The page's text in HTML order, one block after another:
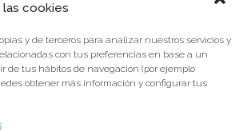
las cookies
y de terceros para analizar nuestros servicios y
con tus preferencias en base a un
de tus hábitos de navegación (por ejemplo
obtener más información y configurar tus
recepeción y admisión te atenderá en